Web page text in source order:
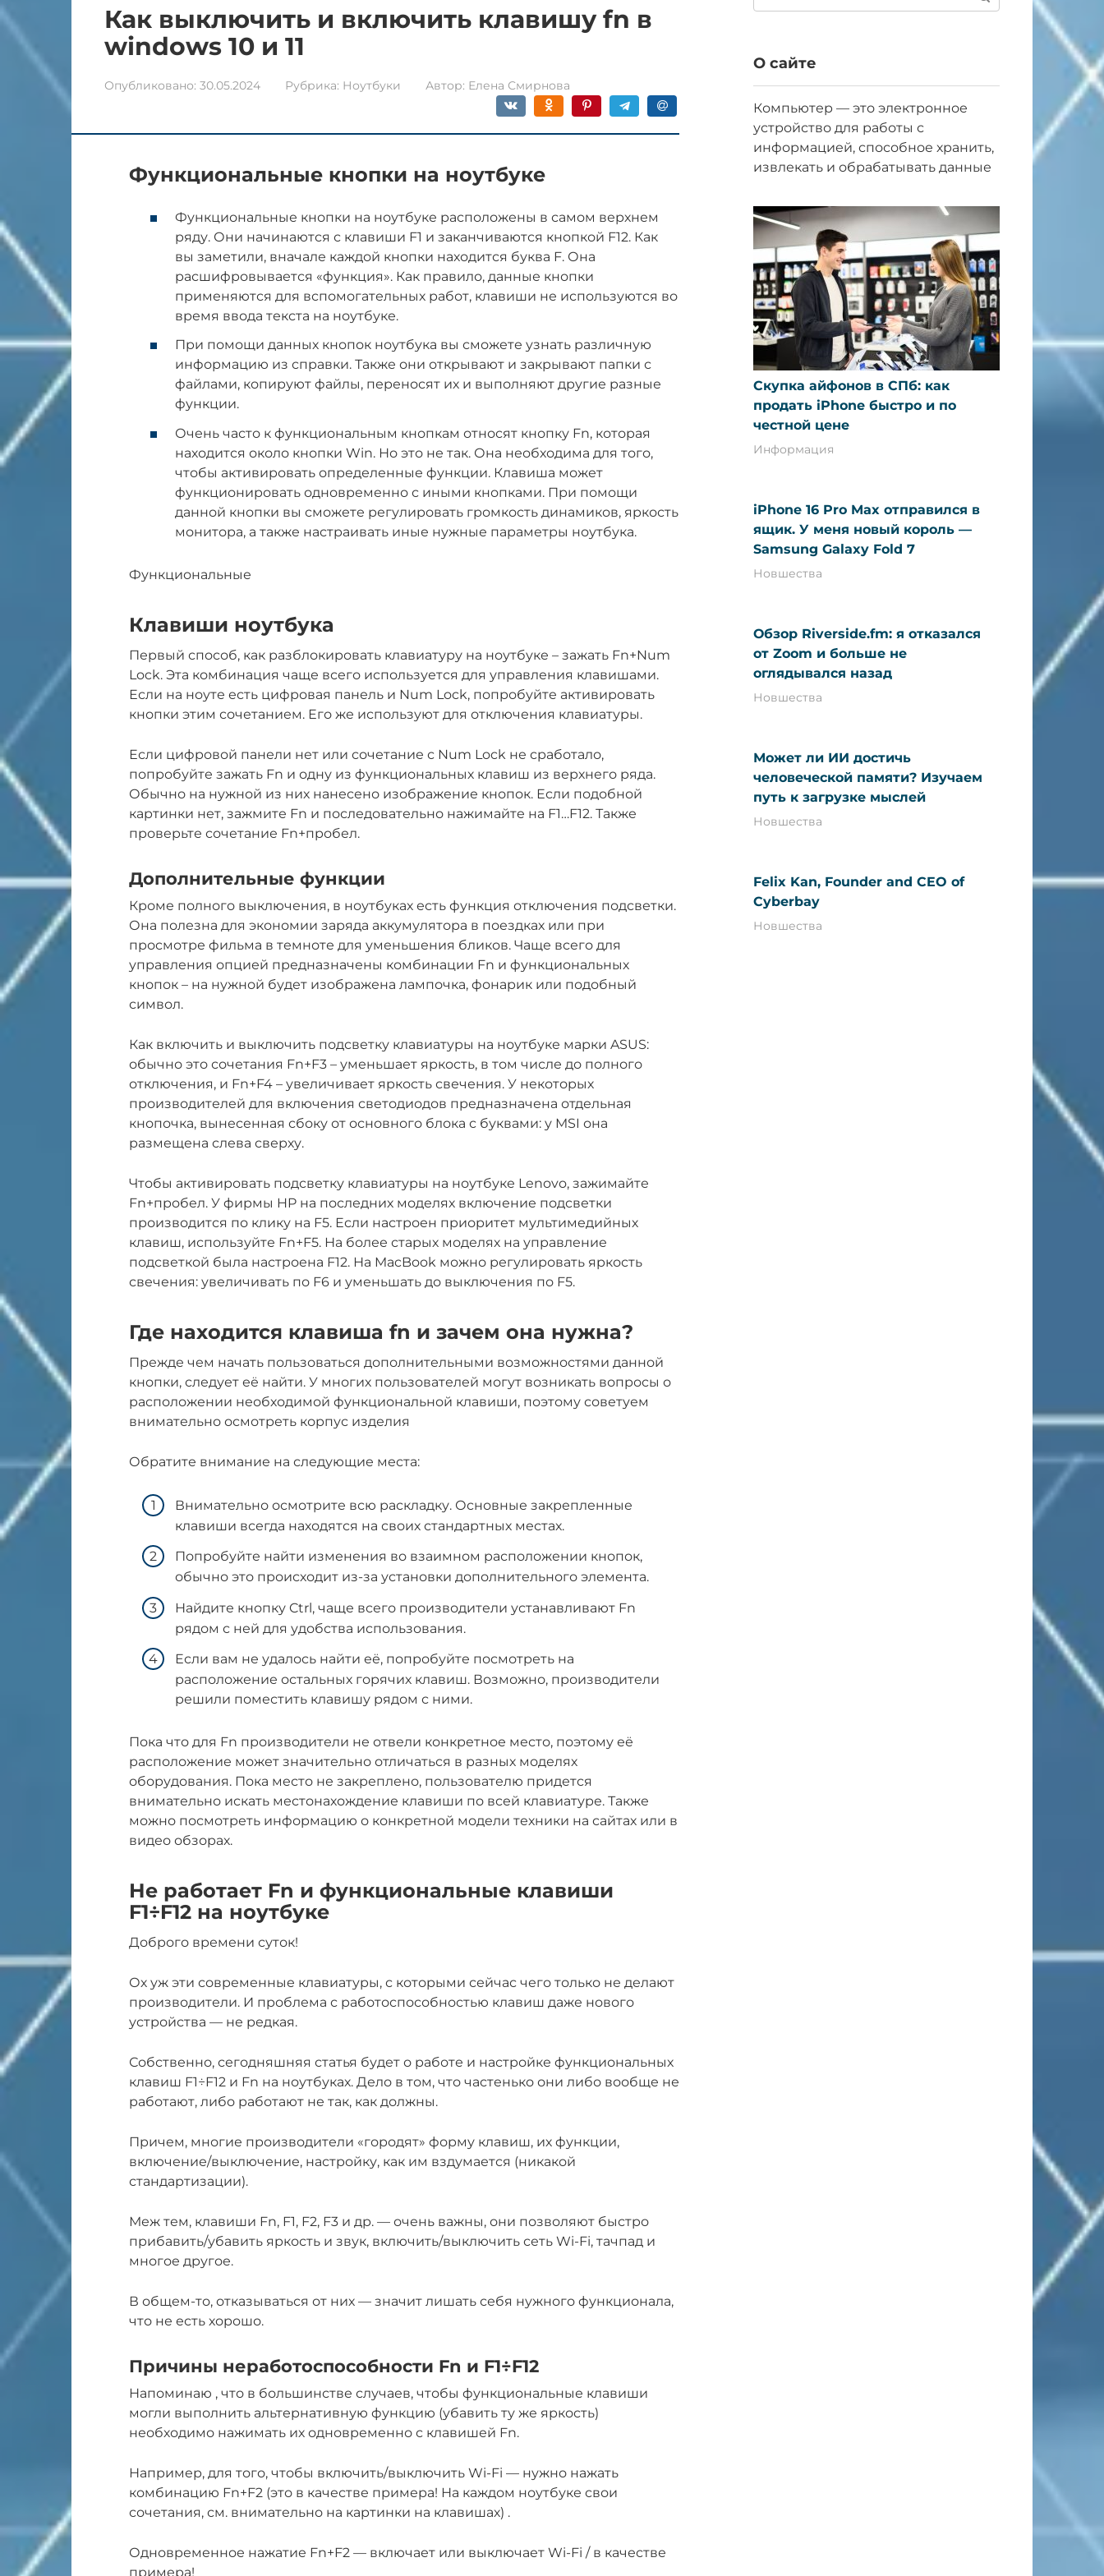
Как выключить и включить клавишу fn в
windows 10 и 11
Опубликовано: 30.05.2024 Рубрика: Ноутбуки Автор: Елена Смирнова
Функциональные кнопки на ноутбуке
Функциональные кнопки на ноутбуке расположены в самом верхнем
ряду. Они начинаются с клавиши F1 и заканчиваются кнопкой F12. Как
вы заметили, вначале каждой кнопки находится буква F. Она
расшифровывается «функция». Как правило, данные кнопки
применяются для вспомогательных работ, клавиши не используются во
время ввода текста на ноутбуке.
При помощи данных кнопок ноутбука вы сможете узнать различную
информацию из справки. Также они открывают и закрывают папки с
файлами, копируют файлы, переносят их и выполняют другие разные
функции.
Очень часто к функциональным кнопкам относят кнопку Fn, которая
находится около кнопки Win. Но это не так. Она необходима для того,
чтобы активировать определенные функции. Клавиша может
функционировать одновременно с иными кнопками. При помощи
данной кнопки вы сможете регулировать громкость динамиков, яркость
монитора, а также настраивать иные нужные параметры ноутбука.
Функциональные
Клавиши ноутбука
Первый способ, как разблокировать клавиатуру на ноутбуке – зажать Fn+Num
Lock. Эта комбинация чаще всего используется для управления клавишами.
Если на ноуте есть цифровая панель и Num Lock, попробуйте активировать
кнопки этим сочетанием. Его же используют для отключения клавиатуры.
Если цифровой панели нет или сочетание с Num Lock не сработало,
попробуйте зажать Fn и одну из функциональных клавиш из верхнего ряда.
Обычно на нужной из них нанесено изображение кнопок. Если подобной
картинки нет, зажмите Fn и последовательно нажимайте на F1…F12. Также
проверьте сочетание Fn+пробел.
Дополнительные функции
Кроме полного выключения, в ноутбуках есть функция отключения подсветки.
Она полезна для экономии заряда аккумулятора в поездках или при
просмотре фильма в темноте для уменьшения бликов. Чаще всего для
управления опцией предназначены комбинации Fn и функциональных
кнопок – на нужной будет изображена лампочка, фонарик или подобный
символ.
Как включить и выключить подсветку клавиатуры на ноутбуке марки ASUS:
обычно это сочетания Fn+F3 – уменьшает яркость, в том числе до полного
отключения, и Fn+F4 – увеличивает яркость свечения. У некоторых
производителей для включения светодиодов предназначена отдельная
кнопочка, вынесенная сбоку от основного блока с буквами: у MSI она
размещена слева сверху.
Чтобы активировать подсветку клавиатуры на ноутбуке Lenovo, зажимайте
Fn+пробел. У фирмы HP на последних моделях включение подсветки
производится по клику на F5. Если настроен приоритет мультимедийных
клавиш, используйте Fn+F5. На более старых моделях на управление
подсветкой была настроена F12. На MacBook можно регулировать яркость
свечения: увеличивать по F6 и уменьшать до выключения по F5.
Где находится клавиша fn и зачем она нужна?
Прежде чем начать пользоваться дополнительными возможностями данной
кнопки, следует её найти. У многих пользователей могут возникать вопросы о
расположении необходимой функциональной клавиши, поэтому советуем
внимательно осмотреть корпус изделия
Обратите внимание на следующие места:
Внимательно осмотрите всю раскладку. Основные закрепленные
клавиши всегда находятся на своих стандартных местах.
Попробуйте найти изменения во взаимном расположении кнопок,
обычно это происходит из-за установки дополнительного элемента.
Найдите кнопку Ctrl, чаще всего производители устанавливают Fn
рядом с ней для удобства использования.
Если вам не удалось найти её, попробуйте посмотреть на
расположение остальных горячих клавиш. Возможно, производители
решили поместить клавишу рядом с ними.
Пока что для Fn производители не отвели конкретное место, поэтому её
расположение может значительно отличаться в разных моделях
оборудования. Пока место не закреплено, пользователю придется
внимательно искать местонахождение клавиши по всей клавиатуре. Также
можно посмотреть информацию о конкретной модели техники на сайтах или в
видео обзорах.
Не работает Fn и функциональные клавиши
F1÷F12 на ноутбуке
Доброго времени суток!
Ох уж эти современные клавиатуры, с которыми сейчас чего только не делают
производители. И проблема с работоспособностью клавиш даже нового
устройства — не редкая.
Собственно, сегодняшняя статья будет о работе и настройке функциональных
клавиш F1÷F12 и Fn на ноутбуках. Дело в том, что частенько они либо вообще не
работают, либо работают не так, как должны.
Причем, многие производители «городят» форму клавиш, их функции,
включение/выключение, настройку, как им вздумается (никакой
стандартизации).
Меж тем, клавиши Fn, F1, F2, F3 и др. — очень важны, они позволяют быстро
прибавить/убавить яркость и звук, включить/выключить сеть Wi-Fi, тачпад и
многое другое.
В общем-то, отказываться от них — значит лишать себя нужного функционала,
что не есть хорошо.
Причины неработоспособности Fn и F1÷F12
Напоминаю , что в большинстве случаев, чтобы функциональные клавиши
могли выполнить альтернативную функцию (убавить ту же яркость)
необходимо нажимать их одновременно с клавишей Fn.
Например, для того, чтобы включить/выключить Wi-Fi — нужно нажать
комбинацию Fn+F2 (это в качестве примера! На каждом ноутбуке свои
сочетания, см. внимательно на картинки на клавишах) .
Одновременное нажатие Fn+F2 — включает или выключает Wi-Fi / в качестве
примера!
О сайте
Компьютер — это электронное
устройство для работы с
информацией, способное хранить,
извлекать и обрабатывать данные
Скупка айфонов в СПб: как
продать iPhone быстро и по
честной цене
Информация
iPhone 16 Pro Max отправился в
ящик. У меня новый король —
Samsung Galaxy Fold 7
Новшества
Обзор Riverside.fm: я отказался
от Zoom и больше не
оглядывался назад
Новшества
Может ли ИИ достичь
человеческой памяти? Изучаем
путь к загрузке мыслей
Новшества
Felix Kan, Founder and CEO of
Cyberbay
Новшества